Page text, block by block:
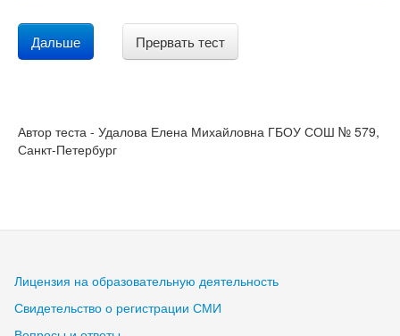
Дальше Прервать тест
Автор теста - Удалова Елена Михайловна ГБОУ СОШ № 579,
Санкт-Петербург
Лицензия на образовательную деятельность
Свидетельство о регистрации СМИ